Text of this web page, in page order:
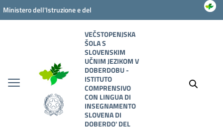
Vai ai contenuti
Vai al menu di navigazione
Vai al footer
Ministero dell'Istruzione e del
VEČSTOPENJSKA
ŠOLA S
SLOVENSKIM
UČNIM JEZIKOM V
DOBERDOBU -
ISTITUTO
COMPRENSIVO
CON LINGUA DI
INSEGNAMENTO
SLOVENA DI
DOBERDO' DEL